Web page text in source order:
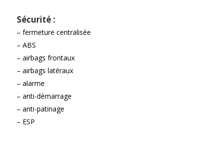
Sécurité :
– fermeture centralisée
– ABS
– airbags frontaux
– airbags latéraux
– alarme
– anti-démarrage
– anti-patinage
– ESP